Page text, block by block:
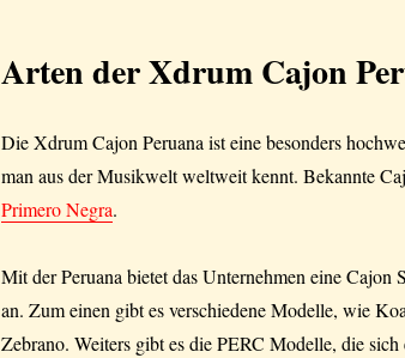
Artender Xdrum Cajon
Die Xdrum Cajon Peruana ist eine besonders
man aus der Musikwelt weltweit kennt. Bekannte
Primero Negra.
Mit der Peruana bietet das Unternehmen eine Cajon
an. Zum einen gibt es verschiedene Modelle, wie
Zebrano. Weiters gibt es die PERC Modelle, die